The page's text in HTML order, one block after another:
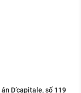
D’capitale, số 119